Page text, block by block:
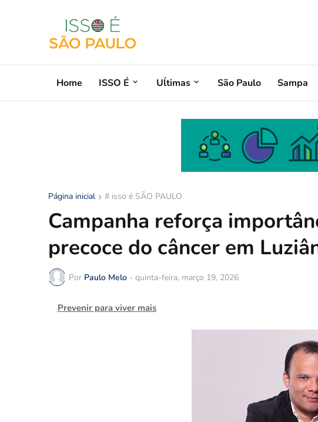
Home ISSO É Uĺtimas São Paulo Sampa
Página inicial # isso é SÃO PAULO
Campanha reforça
precoce do câncer em
Por Paulo Melo - quinta-feira, março 19, 2026
Prevenir para viver mais